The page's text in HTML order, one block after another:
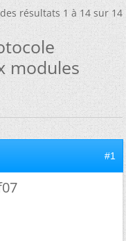
résultats 1 à 14 sur 14
modules
#1